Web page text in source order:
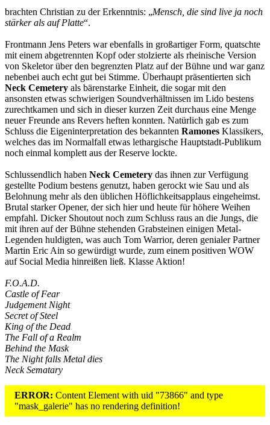
brachten Christian zu der Erkenntnis: „Mensch, die sind live ja noch
stärker als auf Platte“.
Frontmann Jens Peters war ebenfalls in großartiger Form, quatschte
mit einem abgetrennten Kopf oder stolzierte als rheinische Version
von Skeletor über den begrenzten Platz auf der Bühne und war ganz
nebenbei auch echt gut bei Stimme. Überhaupt präsentierten sich
Neck Cemetery als bärenstarke Einheit, die sogar mit den
ansonsten etwas schwierigen Soundverhältnissen im Lido bestens
zurechtkamen und sich in dieser kurzen Zeit durchaus eine Menge
neuer Freunde ans Revers heften konnten. Natürlich gab es zum
Schluss die Eigeninterpretation des bekannten Ramones Klassikers,
welches das im Normalfall etwas lethargische Hauptstadt-Publikum
noch einmal komplett aus der Reserve lockte.
Schlussendlich haben Neck Cemetery das ihnen zur Verfügung
gestellte Podium bestens genutzt, haben gerockt wie Sau und als
Belohnung mehr als den üblichen Höflichkeitsapplaus eingeheimst.
Brutal starker Opener, der sich hier und heute für höhere Weihen
empfahl. Dicker Shoutout noch zum Schluss raus an die Jungs, die
mit ihren auf der Bühne stehenden Grabsteinen einigen Metal-
Legenden huldigten, was auch Tom Warrior, deren genialer Partner
Martin Eric Ain so gewürdigt wurde, zum einem positiven WOW
auf Social Media hinreißen ließ. Klasse Aktion!
F.O.A.D.
Castle of Fear
Judgement Night
Secret of Steel
King of the Dead
The Fall of a Realm
Behind the Mask
The Night falls Metal dies
Neck Sematary
ERROR: Content Element with uid "73866" and type
"mask_galerie" has no rendering definition!